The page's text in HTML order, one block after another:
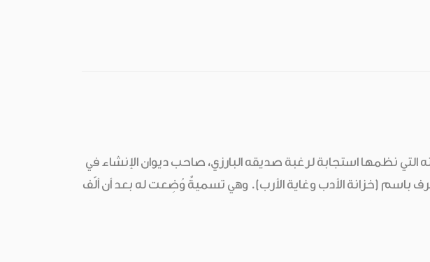
مفصَّل لبديعيّته التي نظمها استجابة لرغبة صديقه البارزي، صاحب ديوان الإنشاء في
باسم (خزانة الأدب وغاية الأرب). وهي تسميةٌ وُضِعت له بعد أن ألّف